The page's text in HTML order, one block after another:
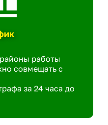
работы
совмещать с
за 24 часа до